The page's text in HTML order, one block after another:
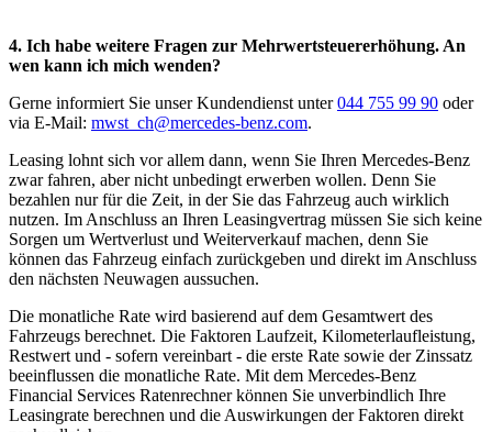
4. Ich habe weitere Fragen zur Mehrwertsteuererhöhung. An
wen kann ich mich wenden?
Gerne informiert Sie unser Kundendienst unter044 755 99 90 oder
via E-Mail: mwst_ch@mercedes-benz.com.
Leasing lohnt sich vor allem dann, wenn Sie Ihren Mercedes-Benz
zwar fahren, aber nicht unbedingt erwerben wollen. Denn Sie
bezahlen nur für die Zeit, in der Sie das Fahrzeug auch wirklich
nutzen. Im Anschluss an Ihren Leasingvertrag müssen Sie sich keine
Sorgen um Wertverlust und Weiterverkauf machen, denn Sie
können das Fahrzeug einfach zurückgeben und direkt im Anschluss
den nächsten Neuwagen aussuchen.
Die monatliche Rate wird basierend auf dem Gesamtwert des
Fahrzeugs berechnet. Die Faktoren Laufzeit, Kilometerlaufleistung,
Restwert und - sofern vereinbart - die erste Rate sowie der Zinssatz
beeinflussen die monatliche Rate. Mit dem Mercedes-Benz
Financial Services Ratenrechner können Sie unverbindlich Ihre
Leasingrate berechnen und die Auswirkungen der Faktoren direkt